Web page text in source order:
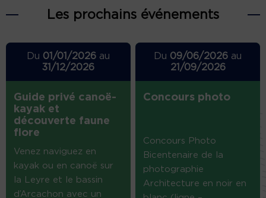
Les prochains événements
Du 01/01/2026au
31/12/2026
Guide privé canoë-
kayak et
découverte faune
flore
Venez naviguez en
kayak ou en canoë sur
la Leyre et le bassin
d’Arcachon avec un
Du 09/06/2026 au
21/09/2026
Concours photo
Concours Photo
Bicentenaire de la
photographie
Architecture en noir en